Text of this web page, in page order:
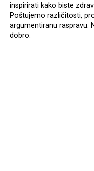
inspirirati kako biste
Poštujemo različitosti,
argumentiranu raspravu.
dobro.